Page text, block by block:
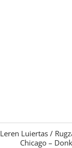
Leren Luiertas /
Chicago –